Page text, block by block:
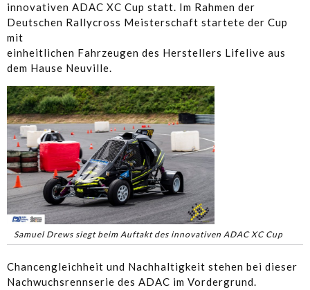
innovativen ADAC XC Cup statt. Im Rahmen der
Deutschen Rallycross Meisterschaft startete der Cup
mit
einheitlichen Fahrzeugen des Herstellers Lifelive aus
dem Hause Neuville.
Samuel Drews siegt beim Auftakt des innovativen ADAC XC Cup
Chancengleichheit und Nachhaltigkeit stehen bei dieser
Nachwuchsrennserie des ADAC im Vordergrund.